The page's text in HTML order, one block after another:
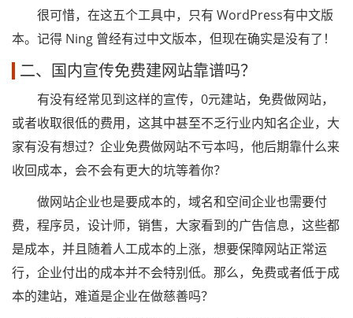
很可惜，在这五个工具中，只有 WordPress有中文版
本。记得 Ning 曾经有过中文版本，但现在确实是没有了！
二、国内宣传免费建网站靠谱吗？
有没有经常见到这样的宣传，0元建站，免费做网站，
或者收取很低的费用，这其中甚至不乏行业内知名企业，大
家有没有想过？企业免费做网站不亏本吗，他后期靠什么来
收回成本，会不会有更大的坑等着你？
做网站企业也是要成本的，域名和空间企业也需要付
费，程序员，设计师，销售，大家看到的广告信息，这些都
是成本，并且随着人工成本的上涨，想要保障网站正常运
行，企业付出的成本并不会特别低。那么，免费或者低于成
本的建站，难道是企业在做慈善吗？